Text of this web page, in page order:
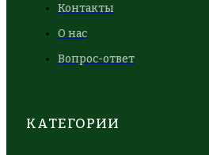
Контакты
О нас
Вопрос-ответ
КАТЕГОРИИ